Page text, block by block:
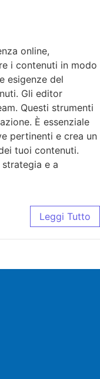
online,
i contenuti in modo
esigenze del
Gli editor
Questi strumenti
È essenziale
pertinenti e crea un
tuoi contenuti.
e a
Leggi Tutto